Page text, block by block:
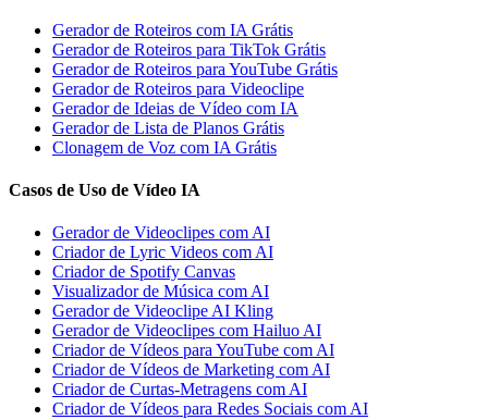
Gerador de Roteiros com IA Grátis
Gerador de Roteiros para TikTok Grátis
Gerador de Roteiros para YouTube Grátis
Gerador de Roteiros para Videoclipe
Gerador de Ideias de Vídeo com IA
Gerador de Lista de Planos Grátis
Clonagem de Voz com IA Grátis
Casos de Uso de Vídeo IA
Gerador de Videoclipes com AI
Criador de Lyric Videos com AI
Criador de Spotify Canvas
Visualizador de Música com AI
Gerador de Videoclipe AI Kling
Gerador de Videoclipes com Hailuo AI
Criador de Vídeos para YouTube com AI
Criador de Vídeos de Marketing com AI
Criador de Curtas-Metragens com AI
Criador de Vídeos para Redes Sociais com AI